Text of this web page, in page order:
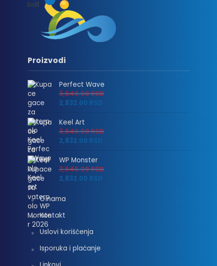
Proizvodi
Perfect Wave
3,540.00RSD
2,832.00 RSD
Keel Art
3,540.00RSD
2,832.00 RSD
WP Monster
3,540.00RSD
2,832.00 RSD
O nama
Kontakt
Uslovi korišćenja
Isporuka i plaćanje